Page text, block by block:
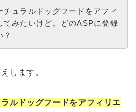
チュラルドッグフードをアフィ
てみたいけど、どのASPに登録
？
します。
ルドッグフードをアフィリエ